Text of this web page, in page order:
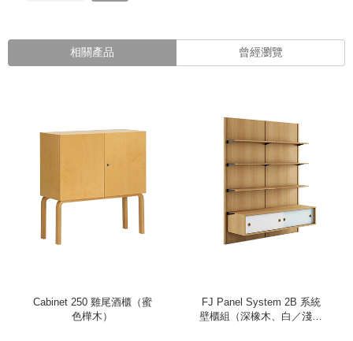
相關產品 曾經瀏覽
Cabinet 250 雞尾酒櫃（蜜
色樺木）
FJ Panel System 2B 系統
壁櫃組（深橡木、白／淺藍